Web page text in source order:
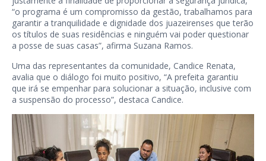
“o programa é um compromisso da gestão, trabalhamos para
garantir a tranquilidade e dignidade dos juazeirenses que terão
os títulos de suas residências e ninguém vai poder questionar
a posse de suas casas”, afirma Suzana Ramos.
Uma das representantes da comunidade, Candice Renata,
avalia que o diálogo foi muito positivo, “A prefeita garantiu
que irá se empenhar para solucionar a situação, inclusive com
a suspensão do processo”, destaca Candice.